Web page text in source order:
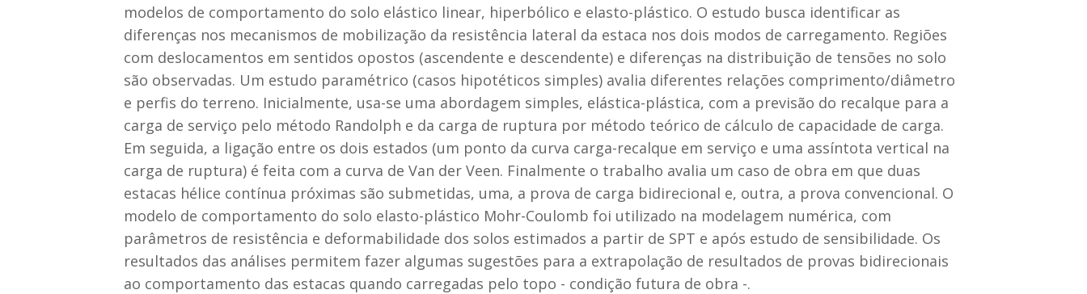
modelos de comportamento do solo elástico linear, hiperbólico e elasto-plástico. O estudo busca identificar as
diferenças nos mecanismos de mobilização da resistência lateral da estaca nos dois modos de carregamento. Regiões
com deslocamentos em sentidos opostos (ascendente e descendente) e diferenças na distribuição de tensões no solo
são observadas. Um estudo paramétrico (casos hipotéticos simples) avalia diferentes relações comprimento/diâmetro
e perfis do terreno. Inicialmente, usa-se uma abordagem simples, elástica-plástica, com a previsão do recalque para a
carga de serviço pelo método Randolph e da carga de ruptura por método teórico de cálculo de capacidade de carga.
Em seguida, a ligação entre os dois estados (um ponto da curva carga-recalque em serviço e uma assíntota vertical na
carga de ruptura) é feita com a curva de Van der Veen. Finalmente o trabalho avalia um caso de obra em que duas
estacas hélice contínua próximas são submetidas, uma, a prova de carga bidirecional e, outra, a prova convencional. O
modelo de comportamento do solo elasto-plástico Mohr-Coulomb foi utilizado na modelagem numérica, com
parâmetros de resistência e deformabilidade dos solos estimados a partir de SPT e após estudo de sensibilidade. Os
resultados das análises permitem fazer algumas sugestões para a extrapolação de resultados de provas bidirecionais
ao comportamento das estacas quando carregadas pelo topo - condição futura de obra -.